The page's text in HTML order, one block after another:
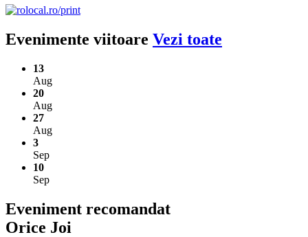
Evenimente viitoare Vezi toate
13
Aug
20
Aug
27
Aug
3
Sep
10
Sep
Eveniment recomandat
Orice Joi